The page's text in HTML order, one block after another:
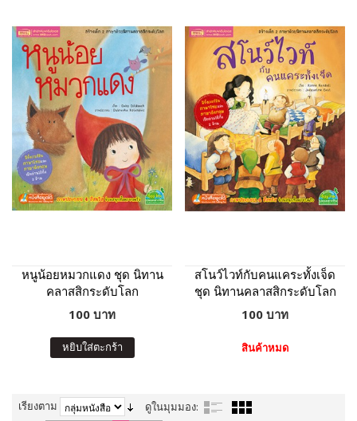
หนูน้อยหมวกแดง ชุด นิทาน
คลาสสิกระดับโลก
100 บาท
หยิบใส่ตะกร้า
สโนว์ไวท์กับคนแคระทั้งเจ็ด
ชุด นิทานคลาสสิกระดับโลก
100 บาท
สินค้าหมด
เรียงตาม
ดูในมุมมอง: